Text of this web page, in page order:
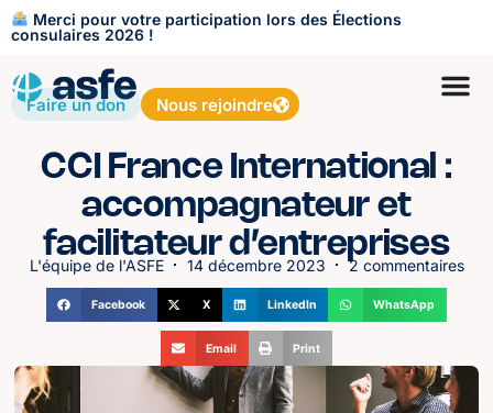
Merci pour votre participation lors des Élections
consulaires 2026 !
Faire un don Nous rejoindre
CCI France International :
accompagnateur et
facilitateur d’entreprises
L'équipe de l'ASFE 14 décembre 2023 2 commentaires
Facebook X LinkedIn WhatsApp
Email Print